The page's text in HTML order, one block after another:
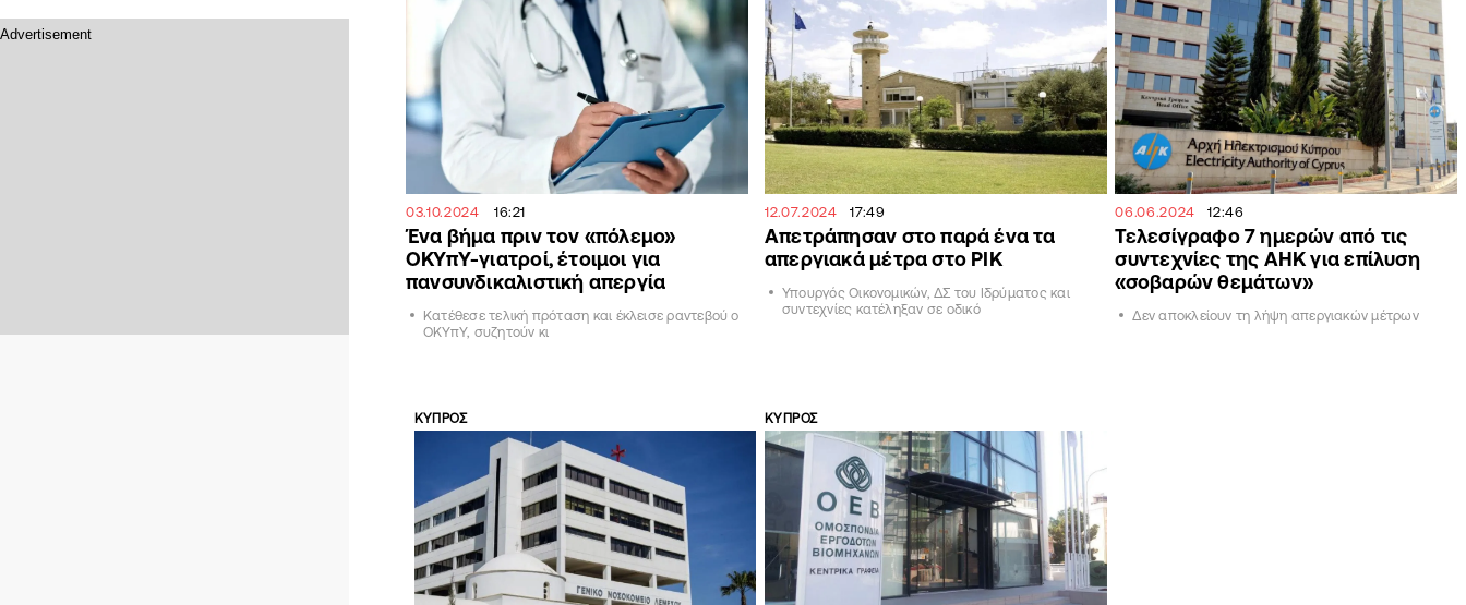
03.10.2024 16:21
Ένα βήμα πριν τον «πόλεμο»
ΟΚΥπΥ-γιατροί, έτοιμοι για
πανσυνδικαλιστική απεργία
Κατέθεσε τελική πρόταση και έκλεισε ραντεβού ο
ΟΚΥπΥ, συζητούν κι
12.07.2024 17:49
Απετράπησαν στο παρά ένα τα
απεργιακά μέτρα στο ΡΙΚ
Υπουργός Οικονομικών, ΔΣ του Ιδρύματος και
συντεχνίες κατέληξαν σε οδικό
06.06.2024 12:46
Τελεσίγραφο 7 ημερών από τις
συντεχνίες της ΑΗΚ για επίλυση
«σοβαρών θεμάτων»
Δεν αποκλείουν τη λήψη απεργιακών μέτρων
ΚΥΠΡΟΣ ΚΥΠΡΟΣ